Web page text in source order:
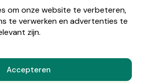
om onze website te verbeteren,
te verwerken en advertenties te
zijn.
Accepteren
de Prins nieuwsbrief